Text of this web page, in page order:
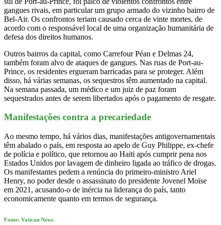
gangues rivais, em particular um grupo armado do vizinho bairro de
Bel-Air. Os confrontos teriam causado cerca de vinte mortes, de
acordo com o responsável local de uma organização humanitária de
defesa dos direitos humanos.
Outros bairros da capital, como Carrefour Péan e Delmas 24,
também foram alvo de ataques de gangues. Nas ruas de Port-au-
Prince, os residentes ergueram barricadas para se proteger. Além
disso, há várias semanas, os sequestros têm aumentado na capital.
Na semana passada, um médico e um juiz de paz foram
sequestrados antes de serem libertados após o pagamento de resgate.
Manifestações contra a precariedade
Ao mesmo tempo, há vários dias, manifestações antigovernamentais
têm abalado o país, em resposta ao apelo de Guy Philippe, ex-chefe
de polícia e político, que retornou ao Haiti após cumprir pena nos
Estados Unidos por lavagem de dinheiro ligada ao tráfico de drogas.
Os manifestantes pedem a renúncia do primeiro-ministro Ariel
Henry, no poder desde o assassinato do presidente Jovenel Moïse
em 2021, acusando-o de inércia na liderança do país, tanto
economicamente quanto em termos de segurança.
Fonte: Vatican News